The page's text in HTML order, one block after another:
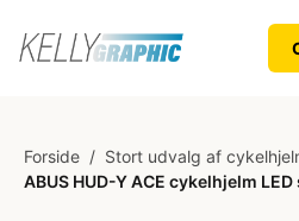
Forside / Stort udvalg af
ABUS HUD-Y ACE cykelhjelm